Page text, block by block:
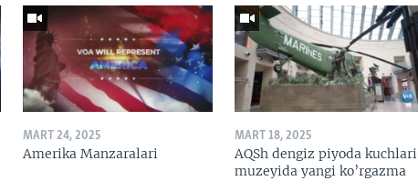
MART 24, 2025
Amerika Manzaralari
MART 18, 2025
AQSh dengiz piyoda kuchlari
muzeyida yangi ko’rgazma